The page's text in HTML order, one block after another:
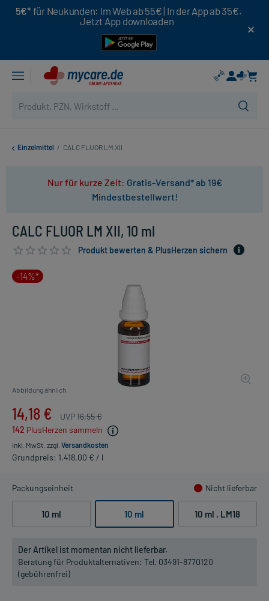
5€* für Neukunden: Im Web ab 55€ | In der App ab 35€.
Jetzt App downloaden
Einzelmittel / CALC FLUOR LM XII
Nur für kurze Zeit: Gratis-Versand* ab 19€
Mindestbestellwert!
CALC FLUOR LM XII, 10 ml
Produkt bewerten & PlusHerzen sichern
-14%*
Abbildung ähnlich
14,18 € UVP16,55 €
142 PlusHerzen sammeln
inkl. MwSt. zzgl. Versandkosten
Grundpreis: 1.418,00 € / l
Packungseinheit Nicht lieferbar
10 ml 10 ml 10 ml , LM18
Der Artikel ist momentan nicht lieferbar.
Beratung für Produktalternativen: Tel. 03491-8770120
(gebührenfrei)